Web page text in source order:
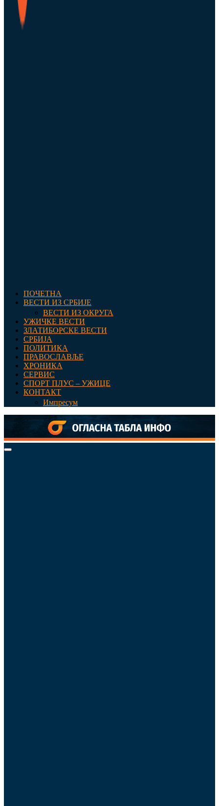
ПОЧЕТНА
ВЕСТИ ИЗ СРБИЈЕ
ВЕСТИ ИЗ ОКРУГА
УЖИЧКЕ ВЕСТИ
ЗЛАТИБОРСКЕ ВЕСТИ
СРБИЈА
ПОЛИТИКА
ПРАВОСЛАВЉЕ
ХРОНИКА
СЕРВИС
СПОРТ ПЛУС – УЖИЦЕ
КОНТАКТ
Импресум
Primary